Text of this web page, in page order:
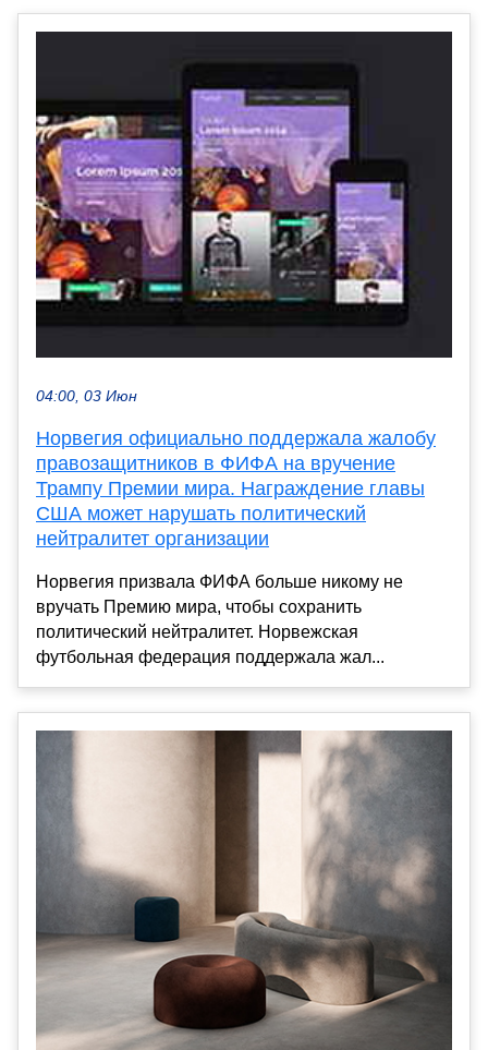
04:00, 03 Июн
Норвегия официально поддержала жалобу
правозащитников в ФИФА на вручение
Трампу Премии мира. Награждение главы
США может нарушать политический
нейтралитет организации
Норвегия призвала ФИФА больше никому не
вручать Премию мира, чтобы сохранить
политический нейтралитет. Норвежская
футбольная федерация поддержала жал...